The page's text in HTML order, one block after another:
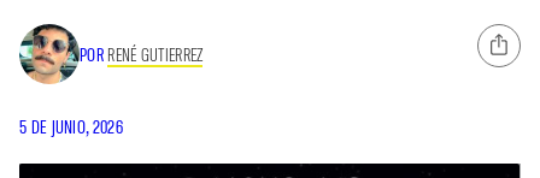
POR RENÉ GUTIERREZ
5 DE JUNIO, 2026